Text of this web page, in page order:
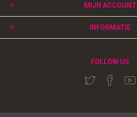
MIJN ACCOUNT
INFORMATIE
FOLLOW US